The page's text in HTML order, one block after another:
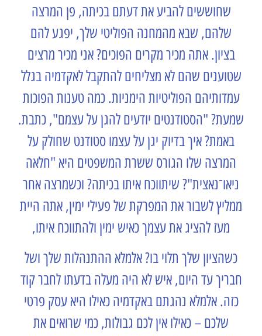
שחוששים להביע את דעתם בכיתה, פן המרצה
שלהם, שבא מהמחנה הפוליטי שלך, יפגע להם
בציון. אתה מכיר מקרים הפוכים? אני מכיר מרצים
שטוענים שהם לא מצליחים להתקבל לאקדמיה בגלל
עמדותיהם הפוליטיות הימניות. כמה טענות הפוכות
שמעת? "הסטודנטים יודעים להגן על עצמם", כתבת.
באמת? איך בדיוק יגן על עצמו סטודנט שחולק על
המרצה שלו הגורס ששרת המשפטים היא "חלאה
ניאו־נאצית"? שיתווכח איתו בכיתה? וכשמרצה אחר
ממליץ לשבור את המפרקת של פעילי ימין, אתה היית
מעז להציג את עצמך כאיש ימין ולהתווכח איתו,
כשהציון שלך תלוי בו? אלמלא ההתנהלות שלך ושל
חבריך עד היום, איש לא היה מעלה בדעתו לחבר קוד
כזה. אלמלא נהגתם באקדמיה כאילו היא עסק פרטי
שלכם – כאילו אין לכם גבולות, כמי שרואים את